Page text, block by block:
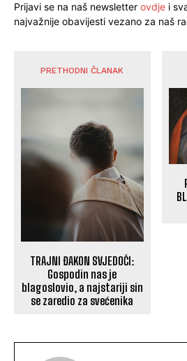
Prijavi se na naš newsletter ovdje i
najvažnije obavijesti vezano za naš
PRETHODNI ČLANAK
TRAJNI ĐAKON SVJEDOČI:
Gospodin nas je
blagoslovio, a najstariji sin
se zaredio za svećenika